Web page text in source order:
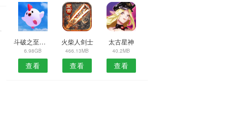
斗破之至尊炎帝
6.98GB
查看
火柴人剑士
466.13MB
查看
太古星神
40.2MB
查看